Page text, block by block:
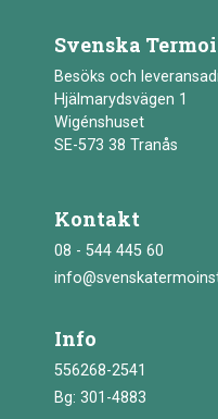
Svenska
Besöks och
Hjälmarydsvägen 1
Wigénshuset
SE-573 38 Tranås
Kontakt
08 - 544 445 60
Info
556268-2541
Bg: 301-4883